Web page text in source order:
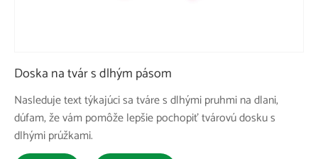
Doska na tvár s dlhým pásom
Nasleduje text týkajúci sa tváre s dlhými pruhmi na dlani,
dúfam, že vám pomôže lepšie pochopiť tvárovú dosku s
dlhými prúžkami.